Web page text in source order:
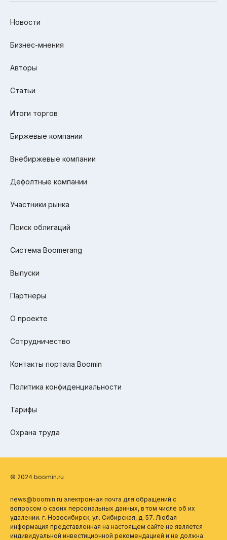
Новости
Бизнес-мнения
Авторы
Статьи
Итоги торгов
Биржевые компании
Внебиржевые компании
Дефолтные компании
Участники рынка
Поиск облигаций
Система Boomerang
Выпуски
Партнеры
О проекте
Сотрудничество
Контакты портала Boomin
Политика конфиденциальности
Тарифы
Охрана труда
© 2024 boomin.ru
news@boomin.ru электронная почта для обращений с
вопросом о своих персональных данных, в том числе об их
удалении. г. Новосибирск, ул. Сибирская, д. 57. Любая
информация представленная на настоящем сайте не является
индивидуальной инвестиционной рекомендацией и не должна